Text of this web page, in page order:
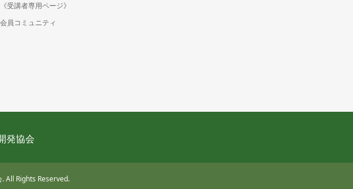
《受講者専用ページ》
会員コミュニティ
発協会
All Rights Reserved.